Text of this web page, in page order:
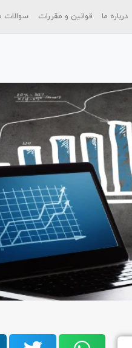
درباره ما قوانین و مقررات سوالات